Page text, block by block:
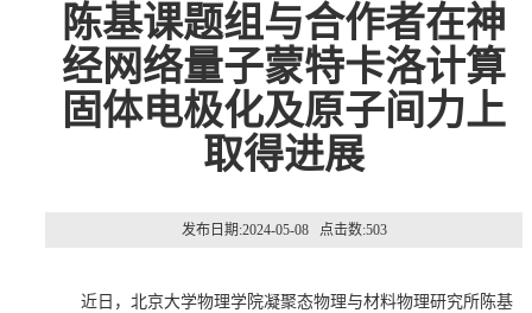
陈基课题组与合作者在神
经网络量子蒙特卡洛计算
固体电极化及原子间力上
取得进展
发布日期:2024-05-08 点击数:503
近日，北京大学物理学院凝聚态物理与材料物理研究所陈基